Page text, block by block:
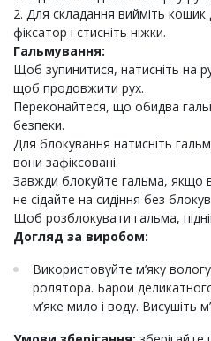
2. Для складання вийміть кошик
фіксатор і стисніть ніжки.
Гальмування:
Щоб зупинитися, натисніть на
щоб продовжити рух.
Переконайтеся, що обидва
безпеки.
Для блокування натисніть
вони зафіксовані.
Завжди блокуйте гальма, якщо
не сідайте на сидіння без
Щоб розблокувати гальма,
Догляд за виробом:
Використовуйте м’яку
ролятора. Барои
м’яке мило і воду. Висушіть